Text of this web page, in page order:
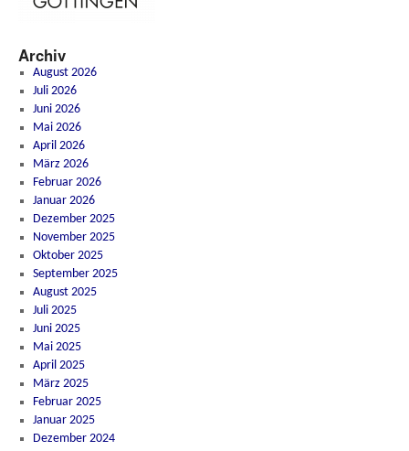
Archiv
August 2026
Juli 2026
Juni 2026
Mai 2026
April 2026
März 2026
Februar 2026
Januar 2026
Dezember 2025
November 2025
Oktober 2025
September 2025
August 2025
Juli 2025
Juni 2025
Mai 2025
April 2025
März 2025
Februar 2025
Januar 2025
Dezember 2024